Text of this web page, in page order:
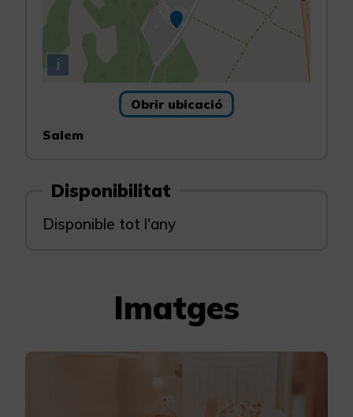
i
Obrir ubicació
Salem
Disponibilitat
Disponible tot l'any
Imatges